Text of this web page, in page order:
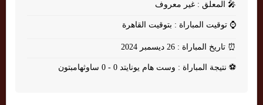
🎤 المعلق : غير معروف
⌚ توقيت المباراة : بتوقيت القاهرة
⏰ تاريخ المباراة : 26 ديسمبر 2024
⚽ نتيجة المباراة : وست هام يونايتد 0 - 0 ساوثهامبتون